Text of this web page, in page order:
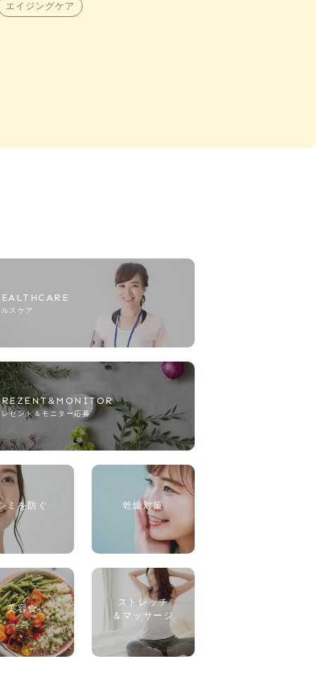
エイジングケア
スケア
レゼント＆モニター応募
ミを防ぐ 乾燥対策
美容食
ストレッチ
＆マッサージ